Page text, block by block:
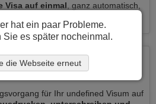
Visa auf einmal , ganz automatisch,
für Ihr undefined Visum auf
hat ein paar Probleme.
Sie es später nocheinmal.
die Webseite erneut